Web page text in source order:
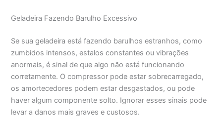
Geladeira Fazendo Barulho Excessivo
Se sua geladeira está fazendo barulhos estranhos, como
zumbidos intensos, estalos constantes ou vibrações
anormais, é sinal de que algo não está funcionando
corretamente. O compressor pode estar sobrecarregado,
os amortecedores podem estar desgastados, ou pode
haver algum componente solto. Ignorar esses sinais pode
levar a danos mais graves e custosos.